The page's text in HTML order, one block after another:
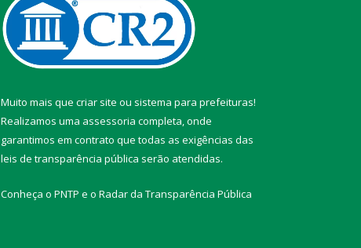
Muito mais que criar site ou sistema para prefeituras!
Realizamos uma assessoria completa, onde
garantimos em contrato que todas as exigências das
leis de transparência pública serão atendidas.
Conheça o PNTP e o Radar da Transparência Pública